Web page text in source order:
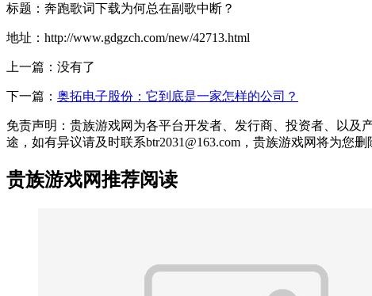
标题：奔跑歌词下载为何总在副歌中断？
地址：http://www.gdgzch.com/new/42713.html
上一篇：没有了
下一篇： 奥拓电子股份：它到底是一家怎样的公司？
免责声明：贵族游戏网为各平台开发者、发行商、投资者、以
途，如有异议请及时联系btr2031@163.com，贵族游戏网将为您删
贵族游戏网推荐阅读